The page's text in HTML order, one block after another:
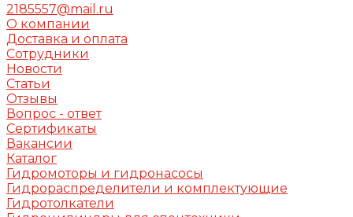
2185557@mail.ru
О компании
Доставка и оплата
Сотрудники
Новости
Статьи
Отзывы
Вопрос - ответ
Сертификаты
Вакансии
Каталог
Гидромоторы и гидронасосы
Гидрораспределители и комплектующие
Гидротолкатели